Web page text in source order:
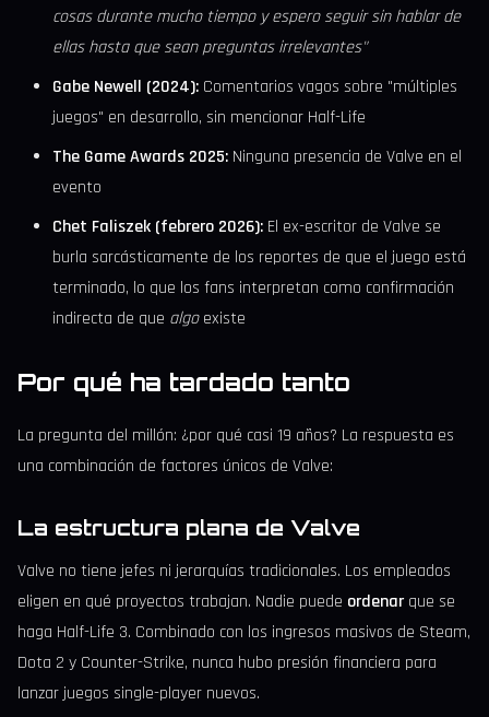
cosas durante mucho tiempo y espero seguir sin hablar de
ellas hasta que sean preguntas irrelevantes"
Gabe Newell (2024): Comentarios vagos sobre "múltiples
juegos" en desarrollo, sin mencionar Half-Life
The Game Awards 2025: Ninguna presencia de Valve en el
evento
Chet Faliszek (febrero 2026): El ex-escritor de Valve se
burla sarcásticamente de los reportes de que el juego está
terminado, lo que los fans interpretan como confirmación
indirecta de que algoexiste
Por qué ha tardado tanto
La pregunta del millón: ¿por qué casi 19 años? La respuesta es
una combinación de factores únicos de Valve:
La estructura plana de Valve
Valve no tiene jefes ni jerarquías tradicionales. Los empleados
eligen en qué proyectos trabajan. Nadie puede ordenar que se
haga Half-Life 3. Combinado con los ingresos masivos de Steam,
Dota 2 y Counter-Strike, nunca hubo presión financiera para
lanzar juegos single-player nuevos.